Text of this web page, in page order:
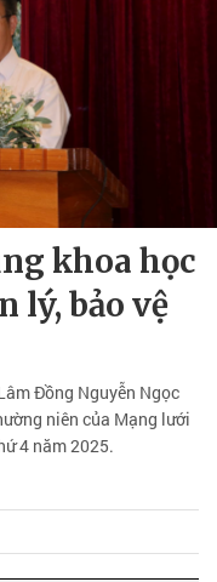
khoa học
lý, bảo vệ
Đồng Nguyễn Ngọc
niên của Mạng lưới
4 năm 2025.